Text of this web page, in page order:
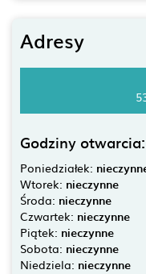
Adresy
Godziny otwarcia:
Poniedziałek:
Wtorek: nieczynne
Środa: nieczynne
Czwartek: nieczynne
Piątek: nieczynne
Sobota: nieczynne
Niedziela: nieczynne